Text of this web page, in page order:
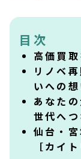
不動産売
お知らせ
会社概要
プライバ
目次
高価買
リノベ
いへの想
あなた
世代へ
仙台・
［カイ